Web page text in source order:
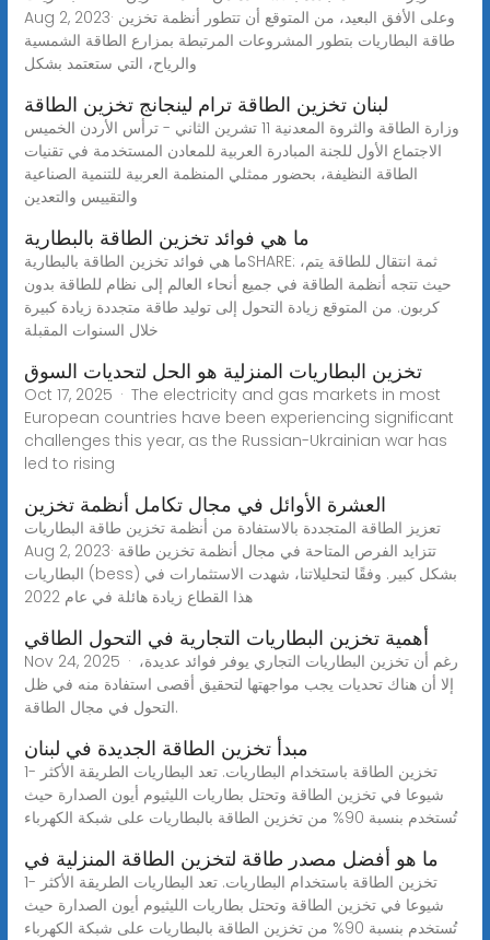
Aug 2, 2023· وعلى الأفق البعيد، من المتوقع أن تتطور أنظمة تخزين
طاقة البطاريات بتطور المشروعات المرتبطة بمزارع الطاقة الشمسية
والرياح، التي ستعتمد بشكل
لبنان تخزين الطاقة ترام لينجانج تخزين الطاقة
وزارة الطاقة والثروة المعدنية 11 تشرين الثاني - ترأس الأردن الخميس
الاجتماع الأول للجنة المبادرة العربية للمعادن المستخدمة في تقنيات
الطاقة النظيفة، بحضور ممثلي المنظمة العربية للتنمية الصناعية
والتقييس والتعدين
ما هي فوائد تخزين الطاقة بالبطارية
ما هي فوائد تخزين الطاقة بالبطاريةSHARE: ثمة انتقال للطاقة يتم،
حيث تتجه أنظمة الطاقة في جميع أنحاء العالم إلى نظام للطاقة بدون
كربون. من المتوقع زيادة التحول إلى توليد طاقة متجددة زيادة كبيرة
خلال السنوات المقبلة
تخزين البطاريات المنزلية هو الحل لتحديات السوق
Oct 17, 2025 · The electricity and gas markets in most
European countries have been experiencing significant
challenges this year, as the Russian-Ukrainian war has
led to rising
العشرة الأوائل في مجال تكامل أنظمة تخزين
تعزيز الطاقة المتجددة بالاستفادة من أنظمة تخزين طاقة البطاريات
Aug 2, 2023· تتزايد الفرص المتاحة في مجال أنظمة تخزين طاقة
البطاريات (bess) بشكل كبير. وفقًا لتحليلاتنا، شهدت الاستثمارات في
هذا القطاع زيادة هائلة في عام 2022
أهمية تخزين البطاريات التجارية في التحول الطاقي
Nov 24, 2025 · رغم أن تخزين البطاريات التجاري يوفر فوائد عديدة،
إلا أن هناك تحديات يجب مواجهتها لتحقيق أقصى استفادة منه في ظل
التحول في مجال الطاقة.
مبدأ تخزين الطاقة الجديدة في لبنان
1- تخزين الطاقة باستخدام البطاريات. تعد البطاريات الطريقة الأكثر
شيوعا في تخزين الطاقة وتحتل بطاريات الليثيوم أيون الصدارة حيث
تُستخدم بنسبة 90% من تخزين الطاقة بالبطاريات على شبكة الكهرباء
ما هو أفضل مصدر طاقة لتخزين الطاقة المنزلية في
1- تخزين الطاقة باستخدام البطاريات. تعد البطاريات الطريقة الأكثر
شيوعا في تخزين الطاقة وتحتل بطاريات الليثيوم أيون الصدارة حيث
تُستخدم بنسبة 90% من تخزين الطاقة بالبطاريات على شبكة الكهرباء